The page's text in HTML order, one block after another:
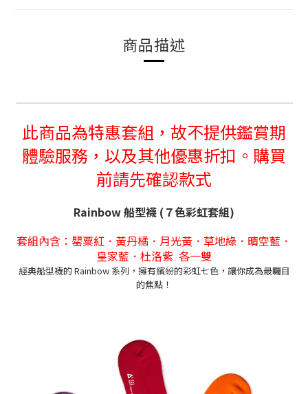
商品描述
此商品為特惠套組，故不提供鑑賞期
體驗服務，以及其他優惠折扣。購買
前請先確認款式
Rainbow 船型襪 (７色彩虹套組)
套組內含：罌粟紅．黃丹橘．月光黃．草地綠．晴空藍．
皇家藍．杜洛紫 各一雙
經典船型襪的 Rainbow 系列，擁有繽紛的彩虹七色，讓你成為最矚目
的焦點！